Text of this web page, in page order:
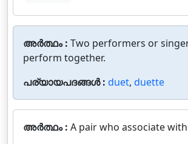
അർത്ഥം : Two performers or
perform together.
പര്യായപദങ്ങൾ : duet, duette
അർത്ഥം : A pair who associate